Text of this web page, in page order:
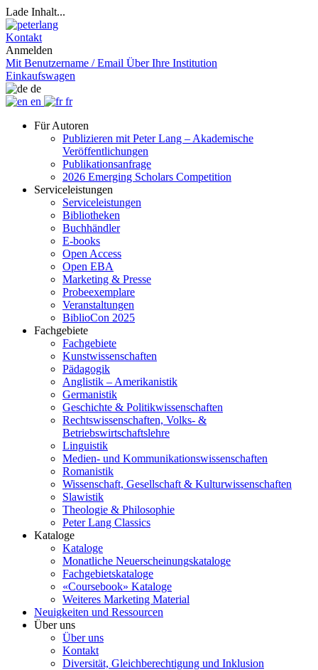
Lade Inhalt...
Kontakt
Anmelden
Mit Benutzername / Email Über Ihre Institution
Einkaufswagen
de
en
fr
Für Autoren
Publizieren mit Peter Lang – Akademische
Veröffentlichungen
Publikationsanfrage
2026 Emerging Scholars Competition
Serviceleistungen
Serviceleistungen
Bibliotheken
Buchhändler
E-books
Open Access
Open EBA
Marketing & Presse
Probeexemplare
Veranstaltungen
BiblioCon 2025
Fachgebiete
Fachgebiete
Kunstwissenschaften
Pädagogik
Anglistik – Amerikanistik
Germanistik
Geschichte & Politikwissenschaften
Rechtswissenschaften, Volks- &
Betriebswirtschaftslehre
Linguistik
Medien- und Kommunikationswissenschaften
Romanistik
Wissenschaft, Gesellschaft & Kulturwissenschaften
Slawistik
Theologie & Philosophie
Peter Lang Classics
Kataloge
Kataloge
Monatliche Neuerscheinungskataloge
Fachgebietskataloge
«Coursebook» Kataloge
Weiteres Marketing Material
Neuigkeiten und Ressourcen
Über uns
Über uns
Kontakt
Diversität, Gleichberechtigung und Inklusion